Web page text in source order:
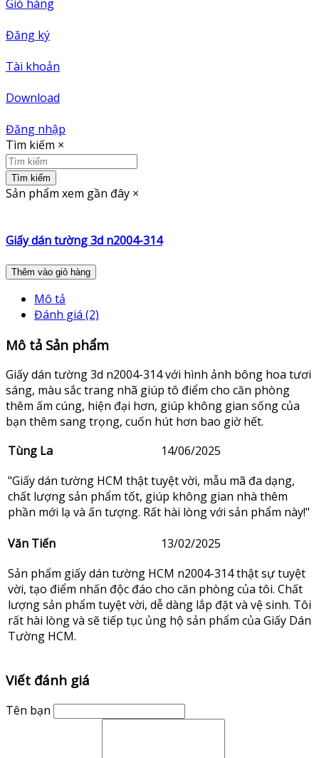
Giỏ hàng
Đăng ký
Tài khoản
Download
Đăng nhập
Tìm kiếm ×
Tìm kiếm
Sản phẩm xem gần đây ×
Giấy dán tường 3d n2004-314
Thêm vào giỏ hàng
Mô tả
Đánh giá (2)
Mô tả Sản phẩm
Giấy dán tường 3d n2004-314 với hình ảnh bông hoa tươi
sáng, màu sắc trang nhã giúp tô điểm cho căn phòng
thêm ấm cúng, hiện đại hơn, giúp không gian sống của
bạn thêm sang trọng, cuốn hút hơn bao giờ hết.
Tùng La
14/06/2025
"Giấy dán tường HCM thật tuyệt vời, mẫu mã đa dạng,
chất lượng sản phẩm tốt, giúp không gian nhà thêm
phần mới lạ và ấn tượng. Rất hài lòng với sản phẩm này!"
Văn Tiến
13/02/2025
Sản phẩm giấy dán tường HCM n2004-314 thật sự tuyệt
vời, tạo điểm nhấn độc đáo cho căn phòng của tôi. Chất
lượng sản phẩm tuyệt vời, dễ dàng lắp đặt và vệ sinh. Tôi
rất hài lòng và sẽ tiếp tục ủng hộ sản phẩm của Giấy Dán
Tường HCM.
Viết đánh giá
Tên bạn